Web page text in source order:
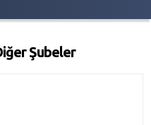
Şubeler